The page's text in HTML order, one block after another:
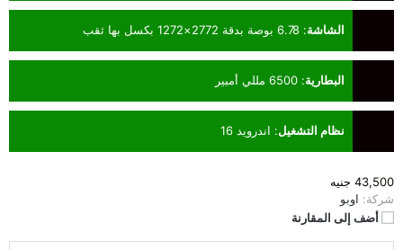
43,500 جنيه
شركة: اوبو
أضف إلى المقارنة
الشاشة: 6.78 بوصة بدقة 2772×1272 بكسل بها ثقب
البطارية: 6500 مللي أمبير
نظام التشغيل: اندرويد 16